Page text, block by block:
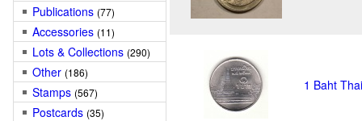
Publications (77)
Accessories (11)
Lots & Collections (290)
Other (186)
Stamps (567)
Postcards (35)
1 Baht